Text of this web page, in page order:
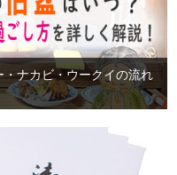
ナカビ・ウークイの流れ